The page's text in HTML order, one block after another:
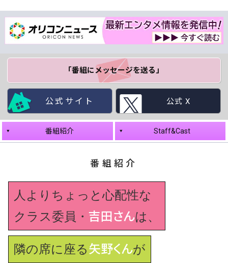
「番組にメッセージを送る」
公式サイト 公式 X
番組紹介 Staff&Cast
番組紹介
人よりちょっと心配性な
クラス委員・ 吉田さんは、
隣の席に座る矢野くんが